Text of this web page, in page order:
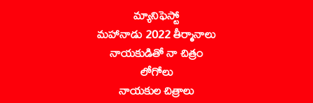
మ్యానిఫెస్టో
మహానాడు 2022 తీర్మానాలు
నాయకుడితో నా చిత్రం
లోగోలు
నాయకుల చిత్రాలు